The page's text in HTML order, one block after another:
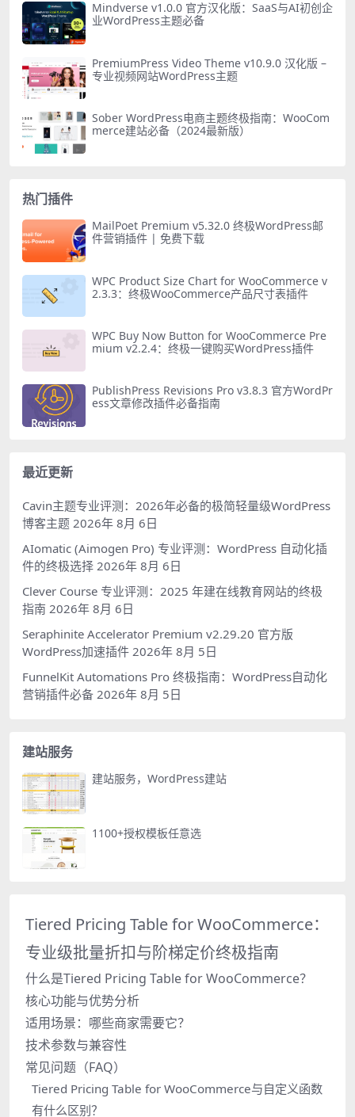
Mindverse v1.0.0 官方汉化版：SaaS与AI初创企
业WordPress主题必备
PremiumPress Video Theme v10.9.0 汉化版 –
专业视频网站WordPress主题
Sober WordPress电商主题终极指南：WooCom
merce建站必备（2024最新版）
热门插件
MailPoet Premium v5.32.0 终极WordPress邮
件营销插件 | 免费下载
WPC Product Size Chart for WooCommerce v
2.3.3：终极WooCommerce产品尺寸表插件
WPC Buy Now Button for WooCommerce Pre
mium v2.2.4：终极一键购买WordPress插件
PublishPress Revisions Pro v3.8.3 官方WordPr
ess文章修改插件必备指南
最近更新
Cavin主题专业评测：2026年必备的极简轻量级WordPress
博客主题 2026年 8月 6日
AIomatic (Aimogen Pro) 专业评测：WordPress 自动化插
件的终极选择 2026年 8月 6日
Clever Course 专业评测：2025 年建在线教育网站的终极
指南 2026年 8月 6日
Seraphinite Accelerator Premium v2.29.20 官方版
WordPress加速插件 2026年 8月 5日
FunnelKit Automations Pro 终极指南：WordPress自动化
营销插件必备 2026年 8月 5日
建站服务
建站服务，WordPress建站
1100+授权模板任意选
Tiered Pricing Table for WooCommerce：
专业级批量折扣与阶梯定价终极指南
什么是Tiered Pricing Table for WooCommerce？
核心功能与优势分析
适用场景：哪些商家需要它？
技术参数与兼容性
常见问题（FAQ）
Tiered Pricing Table for WooCommerce与自定义函数
有什么区别？